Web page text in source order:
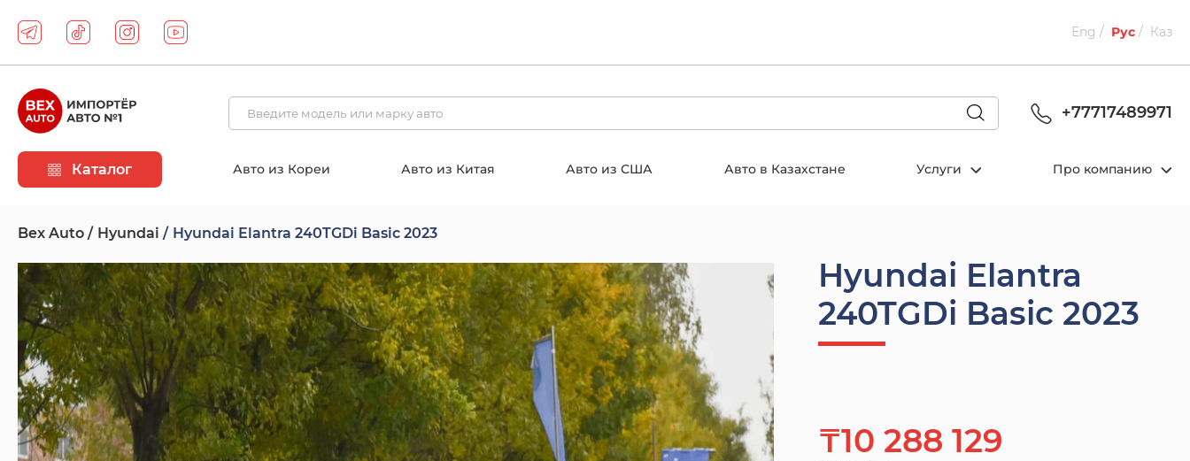
Eng Рус Каз
+77717489971
Каталог Авто из Кореи Авто из Китая Авто из США Авто в Казахстане Услуги Про компанию
Bex Auto Hyundai Hyundai Elantra 240TGDi Basic 2023
Hyundai Elantra
240TGDi Basic 2023
₸10 288 129